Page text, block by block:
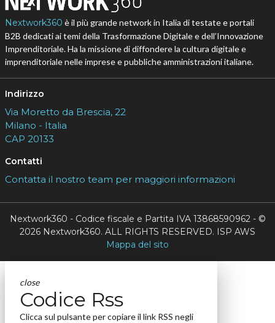
Nextwork360 è il più grande network in Italia di testate e portali
B2B dedicati ai temi della Trasformazione Digitale e dell’Innovazione
Imprenditoriale. Ha la missione di diffondere la cultura digitale e
imprenditoriale nelle imprese e pubbliche amministrazioni italiane.
Indirizzo
Via Moretto da Brescia, 22
Milano - Italia
CAP 20133
Contatti
Contatta il nostro team per maggiori informazioni
Nextwork360 - Codice fiscale e Partita IVA 13868590962 - ©
2026 Nextwork360. ALL RIGHTS RESERVED. ISP AWS
Mappa del sito
close
Codice Rss
Clicca sul pulsante per copiare il link RSS negli